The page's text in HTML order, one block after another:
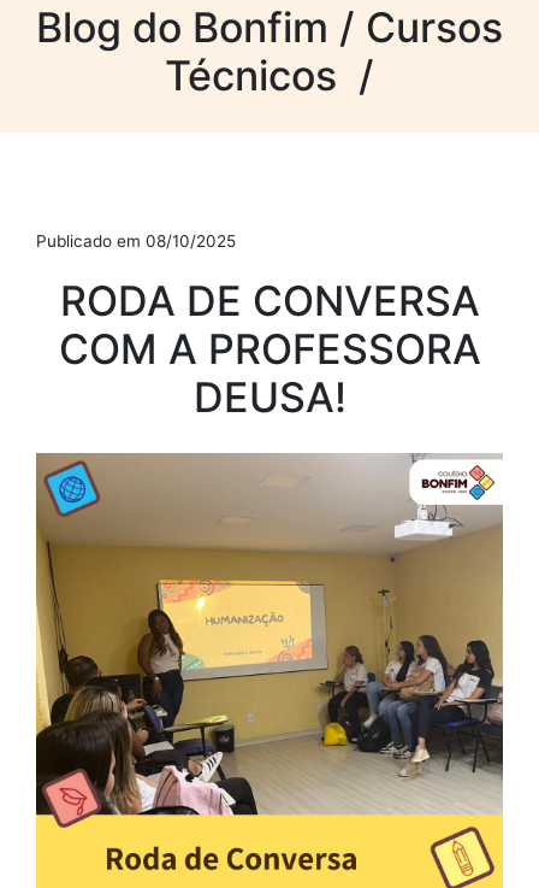
Blog do Bonfim / Cursos
Técnicos /
Publicado em 08/10/2025
RODA DE CONVERSA
COM A PROFESSORA
DEUSA!